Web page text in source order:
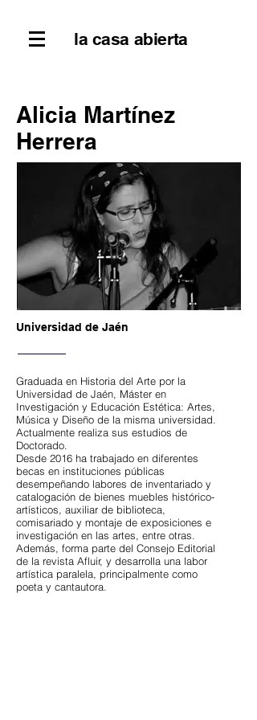
la casa abierta
Alicia Martínez
Herrera
Universidad de Jaén
Graduada en Historia del Arte por la
Universidad de Jaén, Máster en
Investigación y Educación Estética: Artes,
Música y Diseño de la misma universidad.
Actualmente realiza sus estudios de
Doctorado.
Desde 2016 ha trabajado en diferentes
becas en instituciones públicas
desempeñando labores de inventariado y
catalogación de bienes muebles histórico-
artísticos, auxiliar de biblioteca,
comisariado y montaje de exposiciones e
investigación en las artes, entre otras.
Además, forma parte del Consejo Editorial
de la revista Afluir, y desarrolla una labor
artística paralela, principalmente como
poeta y cantautora.